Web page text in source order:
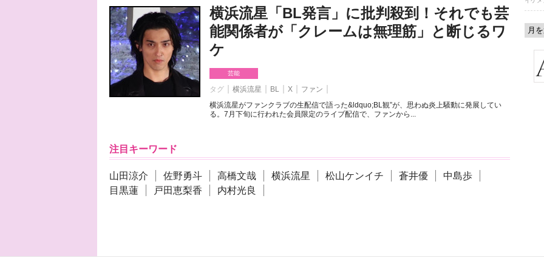
横浜流星「BL発言」に批判殺到！それでも芸
能関係者が「クレームは無理筋」と断じるワ
ケ
芸能
タグ 横浜流星 BL X
ファン
横浜流星がファンクラブの生配信で語った&ldquo;BL観”が、思わぬ炎上騒動に発展してい
る。7月下旬に行われた会員限定のライブ配信で、ファンから...
注目キーワード
山田涼介 佐野勇斗 高橋文哉 横浜流星 松山ケンイチ 蒼井優
中島歩
目黒蓮
戸田恵梨香 内村光良